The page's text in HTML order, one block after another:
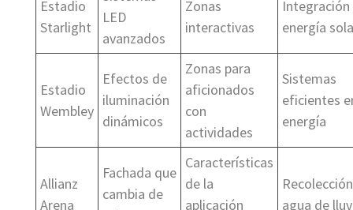
Estadio
Starlight
LED
avanzados
Zonas
interactivas
Integración
energía
Estadio
Wembley
Efectos de
iluminación
dinámicos
Zonas para
aficionados
con
actividades
Sistemas
eficientes
energía
Allianz
Arena
Fachada que
cambia de
Características
de la
aplicación
agua de